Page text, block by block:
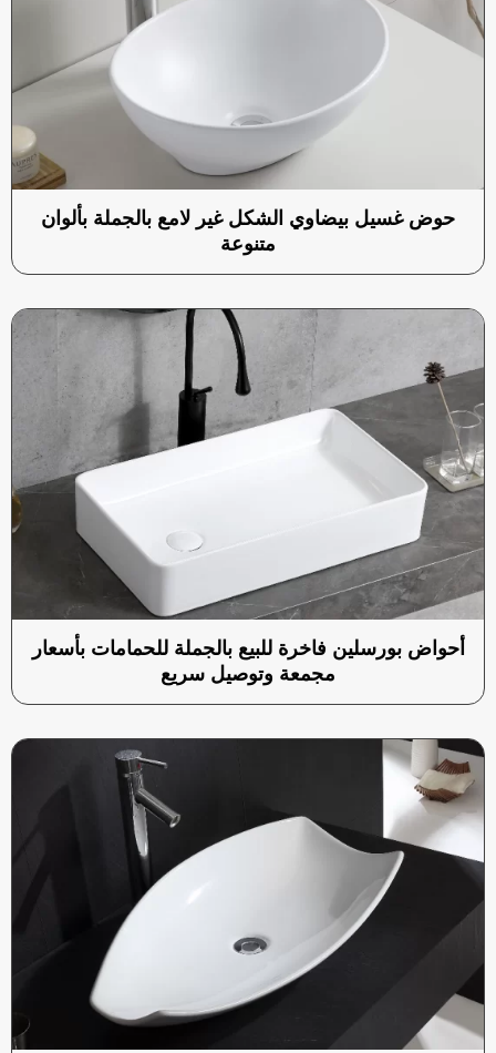
حوض غسيل بيضاوي الشكل غير لامع بالجملة بألوان
متنوعة
أحواض بورسلين فاخرة للبيع بالجملة للحمامات بأسعار
مجمعة وتوصيل سريع